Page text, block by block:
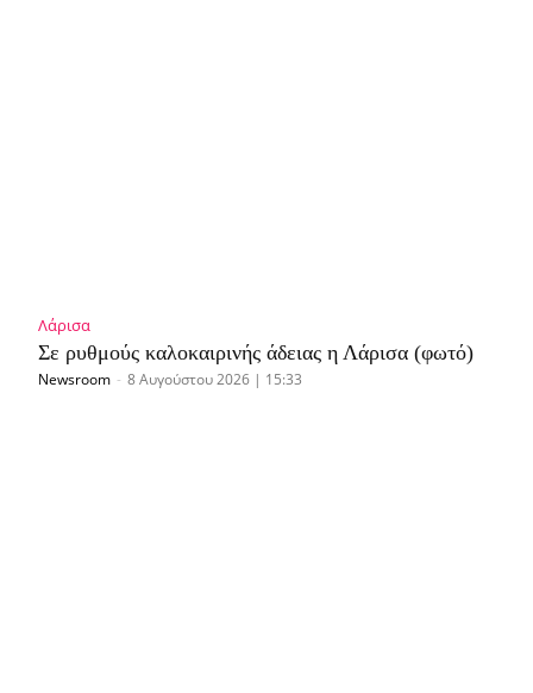
Λάρισα
Σε ρυθμούς καλοκαιρινής άδειας η Λάρισα (φωτό)
Newsroom - 8 Αυγούστου 2026 | 15:33